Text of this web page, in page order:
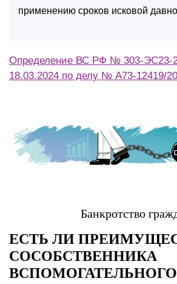
применению сроков исковой
Определение ВС РФ № 303-ЭС23-
18.03.2024 по делу № А73-12419/
Банкротство
ЕСТЬ ЛИ
СОСОБСТВЕННИКА
ВСПОМОГАТЕЛЬНОГО